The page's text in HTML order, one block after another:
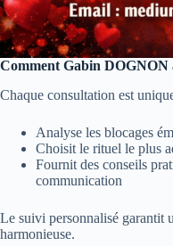
Comment Gabin DOGNON
Chaque consultation est
Analyse les blocages
Choisit le rituel le plus
Fournit des conseils
communication
Le suivi personnalisé garantit
harmonieuse.